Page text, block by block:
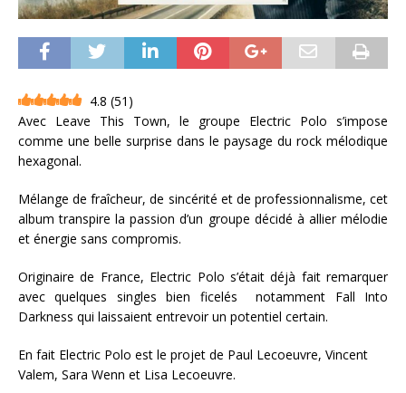
4.8 (51 )
Avec Leave This Town, le groupe Electric Polo s’impose
comme une belle surprise dans le paysage du rock mélodique
hexagonal.
Mélange de fraîcheur, de sincérité et de professionnalisme, cet
album transpire la passion d’un groupe décidé à allier mélodie
et énergie sans compromis.
Originaire de France, Electric Polo s’était déjà fait remarquer
avec quelques singles bien ficelés notamment Fall Into
Darkness qui laissaient entrevoir un potentiel certain.
En fait Electric Polo est le projet de Paul Lecoeuvre, Vincent
Valem, Sara Wenn et Lisa Lecoeuvre.